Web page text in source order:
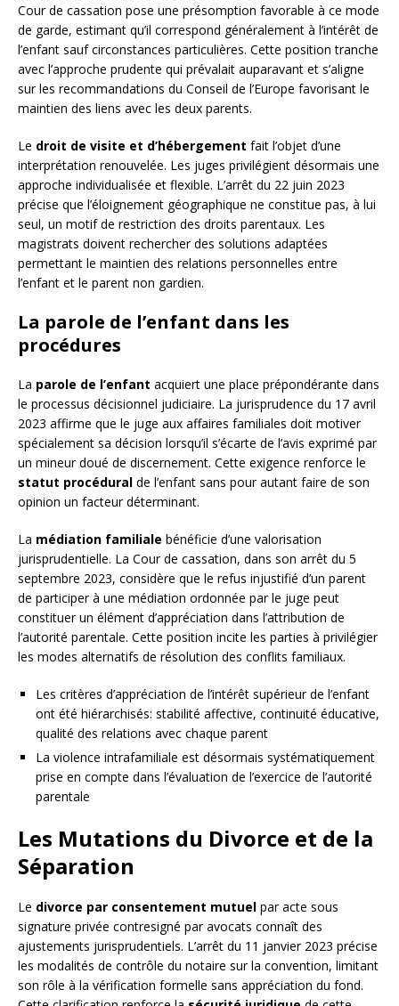
Cour de cassation pose une présomption favorable à ce mode
de garde, estimant qu’il correspond généralement à l’intérêt de
l’enfant sauf circonstances particulières. Cette position tranche
avec l’approche prudente qui prévalait auparavant et s’aligne
sur les recommandations du Conseil de l’Europe favorisant le
maintien des liens avec les deux parents.
Le droit de visite et d’hébergement fait l’objet d’une
interprétation renouvelée. Les juges privilégient désormais une
approche individualisée et flexible. L’arrêt du 22 juin 2023
précise que l’éloignement géographique ne constitue pas, à lui
seul, un motif de restriction des droits parentaux. Les
magistrats doivent rechercher des solutions adaptées
permettant le maintien des relations personnelles entre
l’enfant et le parent non gardien.
La parole de l’enfant dans les
procédures
La parole de l’enfant acquiert une place prépondérante dans
le processus décisionnel judiciaire. La jurisprudence du 17 avril
2023 affirme que le juge aux affaires familiales doit motiver
spécialement sa décision lorsqu’il s’écarte de l’avis exprimé par
un mineur doué de discernement. Cette exigence renforce le
statut procédural de l’enfant sans pour autant faire de son
opinion un facteur déterminant.
La médiation familiale bénéficie d’une valorisation
jurisprudentielle. La Cour de cassation, dans son arrêt du 5
septembre 2023, considère que le refus injustifié d’un parent
de participer à une médiation ordonnée par le juge peut
constituer un élément d’appréciation dans l’attribution de
l’autorité parentale. Cette position incite les parties à privilégier
les modes alternatifs de résolution des conflits familiaux.
Les critères d’appréciation de l’intérêt supérieur de l’enfant
ont été hiérarchisés: stabilité affective, continuité éducative,
qualité des relations avec chaque parent
La violence intrafamiliale est désormais systématiquement
prise en compte dans l’évaluation de l’exercice de l’autorité
parentale
Les Mutations du Divorce et de la
Séparation
Le divorce par consentement mutuel par acte sous
signature privée contresigné par avocats connaît des
ajustements jurisprudentiels. L’arrêt du 11 janvier 2023 précise
les modalités de contrôle du notaire sur la convention, limitant
son rôle à la vérification formelle sans appréciation du fond.